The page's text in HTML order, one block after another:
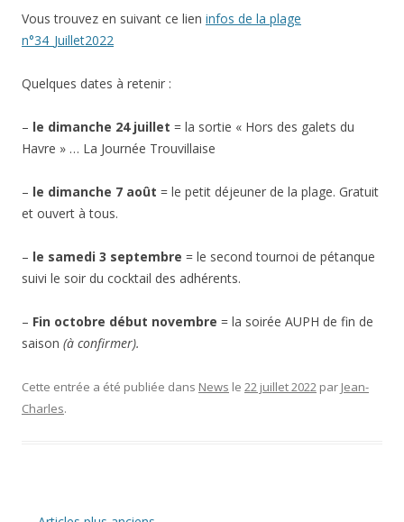
Vous trouvez en suivant ce lien infos de la plage
n°34_Juillet2022
Quelques dates à retenir :
– le dimanche 24 juillet = la sortie « Hors des galets du
Havre » … La Journée Trouvillaise
– le dimanche 7 août = le petit déjeuner de la plage. Gratuit
et ouvert à tous.
– le samedi 3 septembre = le second tournoi de pétanque
suivi le soir du cocktail des adhérents.
– Fin octobre début novembre = la soirée AUPH de fin de
saison (à confirmer).
Cette entrée a été publiée dans News le 22 juillet 2022 par Jean-
Charles.